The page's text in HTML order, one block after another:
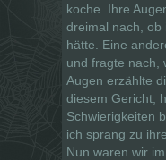
koche. Ihre
dreimal nach, ob
hätte. Eine
und fragte nach,
Augen erzählte
diesem Gericht,
Schwierigkeiten
ich sprang zu
Nun waren wir